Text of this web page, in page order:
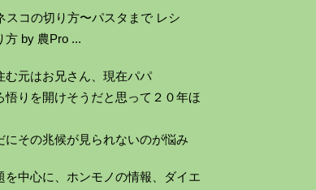
む元はお兄さん、現在パパ
悟りを開けそうだと思って２０年ほ
にその兆候が見られないのが悩み
を中心に、ホンモノの情報、ダイエ